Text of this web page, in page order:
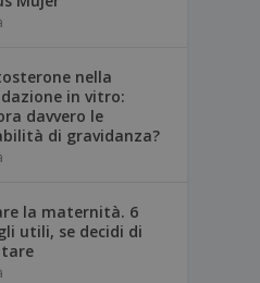
nella
in vitro:
davvero le
di gravidanza?
la maternità. 6
utili, se decidi di